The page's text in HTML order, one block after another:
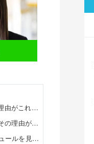
がこれwww 他
理由がこれｗｗｗｗ 他
ールを見ると…